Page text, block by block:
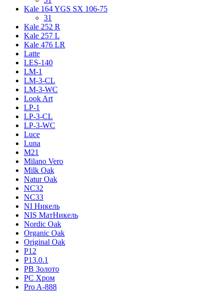
Kale 164 YGS SX 106-75
31
Kale 252 R
Kale 257 L
Kale 476 LR
Latte
LES-140
LM-1
LM-3-CL
LM-3-WC
Look Art
LP-1
LP-3-CL
LP-3-WC
Luce
Luna
M21
Milano Vero
Milk Oak
Natur Oak
NC32
NC33
NI Никель
NIS МатНикель
Nordic Oak
Organic Oak
Original Oak
P12
P13.0.1
PB Золото
PC Хром
Pro A-888